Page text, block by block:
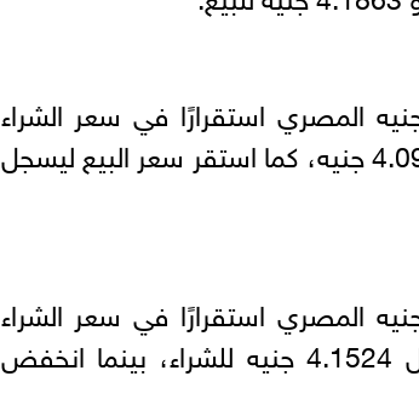
المصري استقرارًا في سعر الشراء
ببنك أبوظبى الإسلامى ليسجل 4.0942 جنيه، كما استقر سعر البيع ليسجل
المصري استقرارًا في سعر الشراء
بالبنك التجاري الدولي اليوم ليسجل 4.1524 جنيه للشراء، بينما انخفض